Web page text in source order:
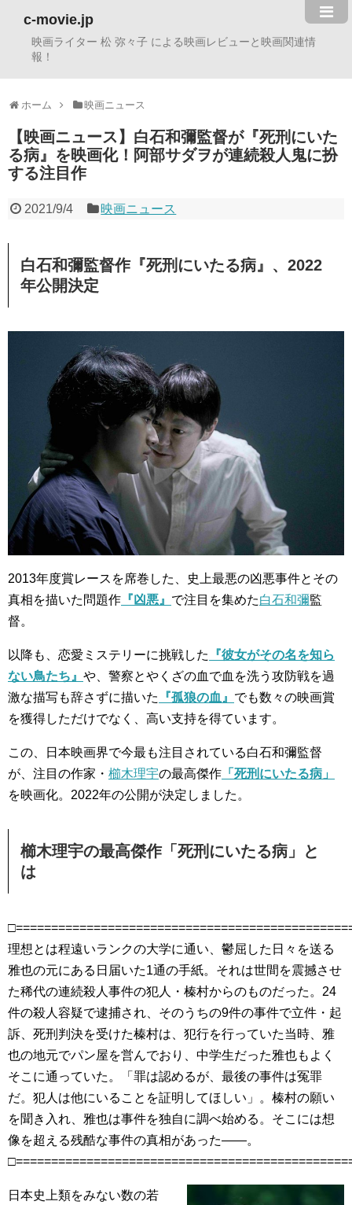
c-movie.jp
映画ライター 松 弥々子 による映画レビューと映画関連情
報！
ホーム 映画ニュース
【映画ニュース】白石和彌監督が『死刑にいた
る病』を映画化！阿部サダヲが連続殺人鬼に扮
する注目作
2021/9/4 映画ニュース
白石和彌監督作『死刑にいたる病』、2022
年公開決定
2013年度賞レースを席巻した、史上最悪の凶悪事件とその
真相を描いた問題作 『凶悪』 で注目を集めた白石和彌監
督。
以降も、恋愛ミステリーに挑戦した
『彼女がその名を知ら
ない鳥たち』 や、警察とやくざの血で血を洗う攻防戦を過
激な描写も辞さずに描いた
『孤狼の血』 でも数々の映画賞
を獲得しただけでなく、高い支持を得ています。
この、日本映画界で今最も注目されている白石和彌監督
が、注目の作家・ 櫛木理宇の最高傑作 「死刑にいたる病」
を映画化。2022年の公開が決定しました。
櫛木理宇の最高傑作「死刑にいたる病」と
は
理想とは程遠いランクの大学に通い、鬱屈した日々を送る
雅也の元にある日届いた1通の手紙。それは世間を震撼させ
た稀代の連続殺人事件の犯人・榛村からのものだった。24
件の殺人容疑で逮捕され、そのうちの9件の事件で立件・起
訴、死刑判決を受けた榛村は、犯行を行っていた当時、雅
也の地元でパン屋を営んでおり、中学生だった雅也もよく
そこに通っていた。「罪は認めるが、最後の事件は冤罪
だ。犯人は他にいることを証明してほしい」。榛村の願い
を聞き入れ、雅也は事件を独自に調べ始める。そこには想
像を超える残酷な事件の真相があった――。
日本史上類をみない数の若